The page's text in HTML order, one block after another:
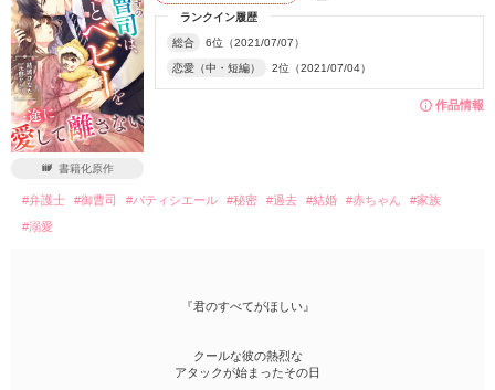
作品情報
ランクイン履歴
総合 6位（2021/07/07）
恋愛（中・短編） 2位（2021/07/04）
書籍化原作
#弁護士 #御曹司 #パティシエール #秘密 #過去 #結婚 #赤ちゃん
#家族
#溺愛
『君のすべてがほしい』
クールな彼の熱烈な
アタックが始まったその日